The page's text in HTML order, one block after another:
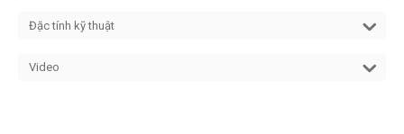
Đặc tính kỹ thuật
Video